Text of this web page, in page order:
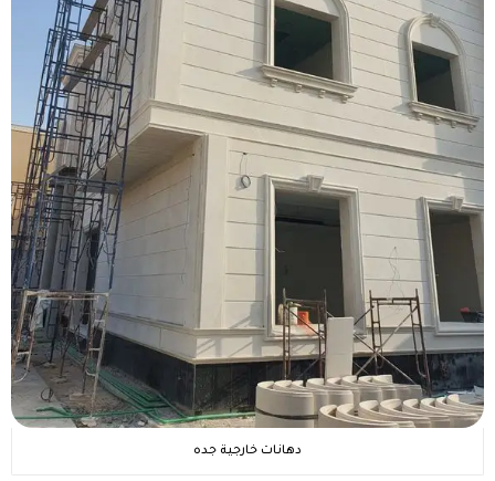
دهانات خارجية جده